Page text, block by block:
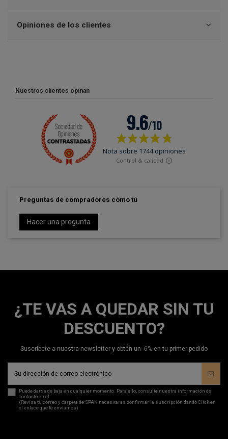
Opiniones de los clientes
Nuestros clientes opinan
Preguntas de compradores cómo tú
Hacer una pregunta
¿TE VAS A QUEDAR SIN TU
DESCUENTO?
Suscríbete a nuestra newsletter y obtén un -6% en tu primer pedido
Puede darse de baja en cualquier momento. Para ello, consulte nuestra información de
contacto en el
.
(Revisa tu correo y carpeta de SPAN necesitaras confirmar la suscripción dando Click en
el enlace que te enviamos)